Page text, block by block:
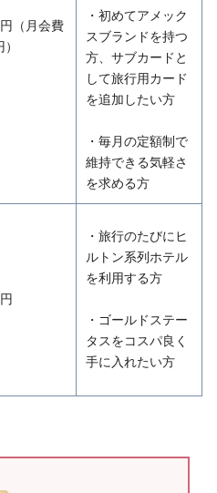
（月会費
・初めてアメック
スブランドを持つ
方、サブカードと
して旅行用カード
を追加したい方
・毎月の定額制で
維持できる気軽さ
を求める方
・旅行のたびにヒ
ルトン系列ホテル
を利用する方
・ゴールドステー
タスをコスパ良く
手に入れたい方